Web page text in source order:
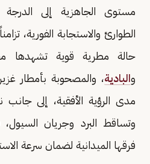
مستوى الجاهزية إلى
الطوارئ والاستجابة الفورية،
حالة مطرية قوية تشهدها
والبادية، والمصحوبة بأمطار
مدى الرؤية الأفقية، إلى
وتساقط البرد وجريان السيول،
فرقها الميدانية لضمان سرعة